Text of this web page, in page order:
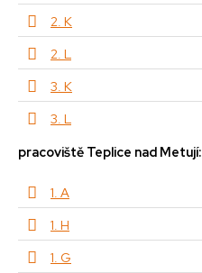
2. K
2. L
3. K
3. L
pracoviště Teplice nad Metují:
1. A
1. H
1. G